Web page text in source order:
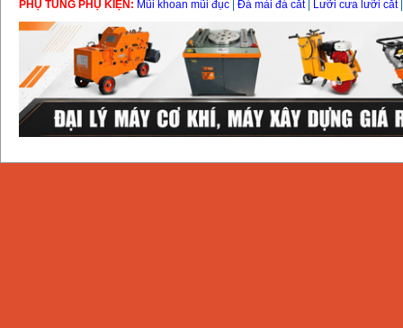
PHỤ TÙNG PHỤ KIỆN: Mũi khoan mũi đục Đá mài đá cắt| Lưỡi cưa lưỡi cắt